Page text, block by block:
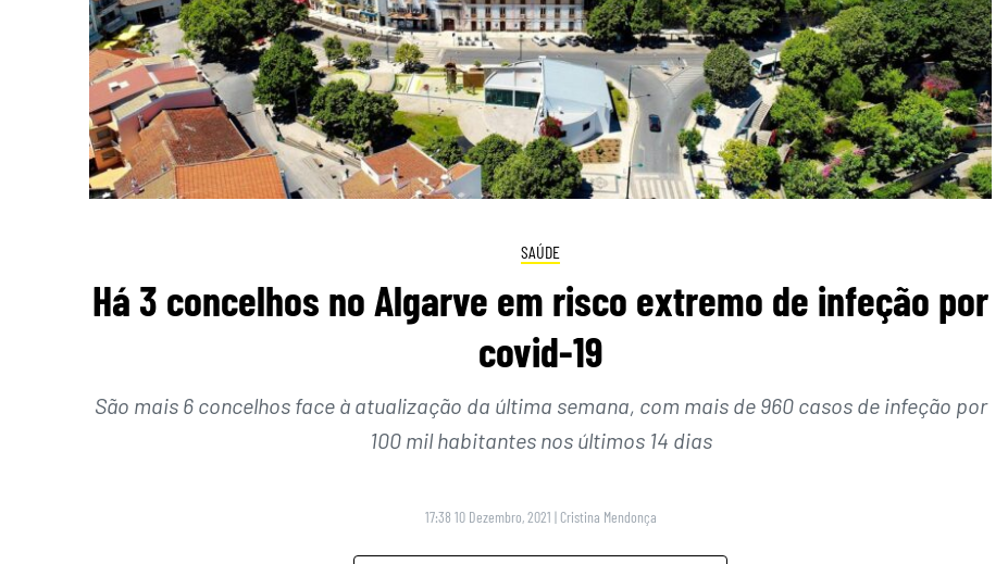
SAÚDE
Há 3 concelhos no Algarve em risco extremo de infeção por
covid-19
São mais 6 concelhos face à atualização da última semana, com mais de 960 casos de infeção por
100 mil habitantes nos últimos 14 dias
17:38 10 Dezembro, 2021 | Cristina Mendonça